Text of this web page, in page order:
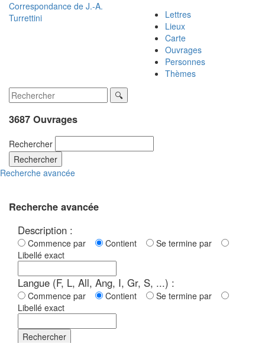
Correspondance de J.-A.
Turrettini
Lettres
Lieux
Carte
Ouvrages
Personnes
Thèmes
3687 Ouvrages
Rechercher
Rechercher
Recherche avancée
Recherche avancée
Description :
Commence par Contient
Se termine par
Libellé exact
Langue (F, L, All, Ang, I, Gr, S, ...) :
Commence par Contient
Se termine par
Libellé exact
Rechercher